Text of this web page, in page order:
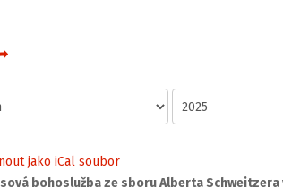
bohoslužba ze sboru Alberta Schweitzera